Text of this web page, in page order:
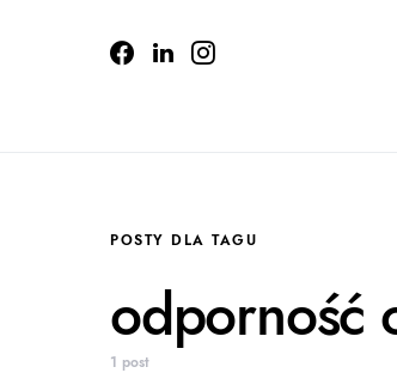
POSTY DLA TAGU
odporność
1 post